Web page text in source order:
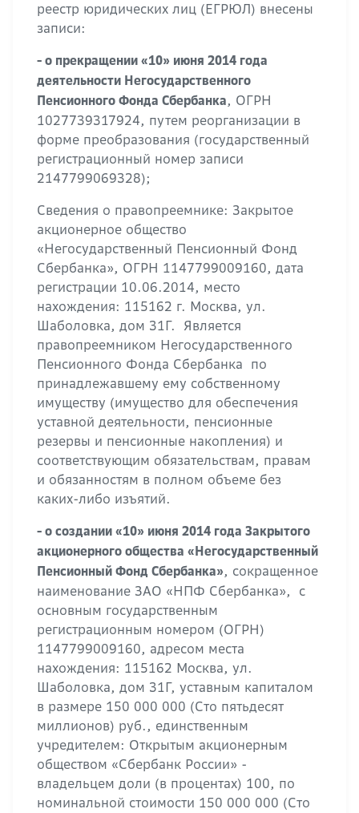
реестр юридических лиц (ЕГРЮЛ) внесены
записи:
- о прекращении «10» июня 2014 года
деятельности Негосударственного
Пенсионного Фонда Сбербанка, ОГРН
1027739317924, путем реорганизации в
форме преобразования (государственный
регистрационный номер записи
2147799069328);
Сведения о правопреемнике: Закрытое
акционерное общество
«Негосударственный Пенсионный Фонд
Сбербанка», ОГРН 1147799009160, дата
регистрации 10.06.2014, место
нахождения: 115162 г. Москва, ул.
Шаболовка, дом 31Г. Является
правопреемником Негосударственного
Пенсионного Фонда Сбербанка по
принадлежавшему ему собственному
имуществу (имущество для обеспечения
уставной деятельности, пенсионные
резервы и пенсионные накопления) и
соответствующим обязательствам, правам
и обязанностям в полном объеме без
каких-либо изъятий.
- о создании «10» июня 2014 года Закрытого
акционерного общества «Негосударственный
Пенсионный Фонд Сбербанка», сокращенное
наименование ЗАО «НПФ Сбербанка», с
основным государственным
регистрационным номером (ОГРН)
1147799009160, адресом места
нахождения: 115162 Москва, ул.
Шаболовка, дом 31Г, уставным капиталом
в размере 150 000 000 (Сто пятьдесят
миллионов) руб., единственным
учредителем: Открытым акционерным
обществом «Сбербанк России» -
владельцем доли (в процентах) 100, по
номинальной стоимости 150 000 000 (Сто